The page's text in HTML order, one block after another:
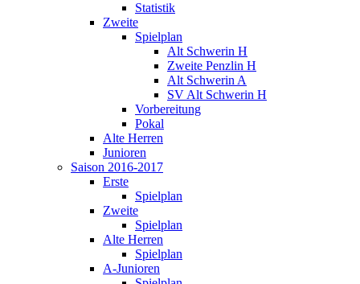
Statistik
Zweite
Spielplan
Alt Schwerin H
Zweite Penzlin H
Alt Schwerin A
SV Alt Schwerin H
Vorbereitung
Pokal
Alte Herren
Junioren
Saison 2016-2017
Erste
Spielplan
Zweite
Spielplan
Alte Herren
Spielplan
A-Junioren